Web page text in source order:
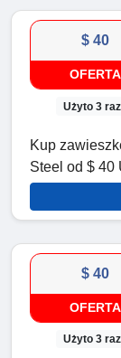
$ 40
OFERTA
Użyto 3
Kup
Steel od $ 40
$ 40
OFERTA
Użyto 3